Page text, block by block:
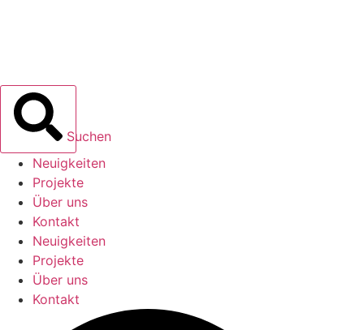
Suchen
Neuigkeiten
Projekte
Über uns
Kontakt
Neuigkeiten
Projekte
Über uns
Kontakt